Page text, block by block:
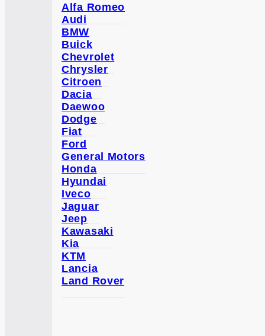
Alfa Romeo
Audi
BMW
Buick
Chevrolet
Chrysler
Citroen
Dacia
Daewoo
Dodge
Fiat
Ford
General Motors
Honda
Hyundai
Iveco
Jaguar
Jeep
Kawasaki
Kia
KTM
Lancia
Land Rover